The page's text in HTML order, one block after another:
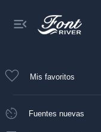
Mis favoritos
Fuentes nuevas